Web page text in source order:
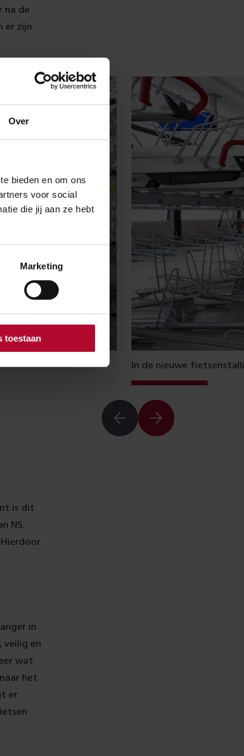
Over
bieden en om ons
voor social
die jij aan ze hebt
Marketing
toestaan
na de
er zijn
In de nieuwe
is dit
NS.
in
veilig en
wat
het
er